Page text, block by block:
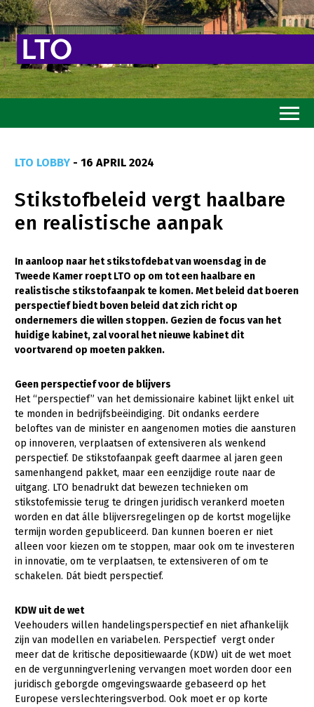
Goed eten
Mooi groen
Sterk ondernemerschap
Transitiepaden
Thema’s
Gezonde planten
Natuur, klimaat en energie
Bodem en water
Platteland en omgeving
Mens, ondernemerschap en onderwijs
Internationaal
Sectoren
Dier
Biologische Landbouw
Kalverhouderij
Konijnenhouderij
Melkveehouderij
Paardenhouderij
LTO LOBBY - 16 APRIL 2024
Stikstofbeleid vergt haalbare
en realistische aanpak
In aanloop naar het stikstofdebat van woensdag in de
Tweede Kamer roept LTO op om tot een haalbare en
realistische stikstofaanpak te komen. Met beleid dat boeren
perspectief biedt boven beleid dat zich richt op
ondernemers die willen stoppen. Gezien de focus van het
huidige kabinet, zal vooral het nieuwe kabinet dit
voortvarend op moeten pakken.
Geen perspectief voor de blijvers
Het “perspectief” van het demissionaire kabinet lijkt enkel uit
te monden in bedrijfsbeëindiging. Dit ondanks eerdere
beloftes van de minister en aangenomen moties die aansturen
op innoveren, verplaatsen of extensiveren als wenkend
perspectief. De stikstofaanpak geeft daarmee al jaren geen
samenhangend pakket, maar een eenzijdige route naar de
uitgang. LTO benadrukt dat bewezen technieken om
stikstofemissie terug te dringen juridisch verankerd moeten
worden en dat álle blijversregelingen op de kortst mogelijke
termijn worden gepubliceerd. Dan kunnen boeren er niet
alleen voor kiezen om te stoppen, maar ook om te investeren
in innovatie, om te verplaatsen, te extensiveren of om te
schakelen. Dát biedt perspectief.
KDW uit de wet
Veehouders willen handelingsperspectief en niet afhankelijk
zijn van modellen en variabelen. Perspectief vergt onder
meer dat de kritische depositiewaarde (KDW) uit de wet moet
en de vergunningverlening vervangen moet worden door een
juridisch geborgde omgevingswaarde gebaseerd op het
Europese verslechteringsverbod. Ook moet er op korte